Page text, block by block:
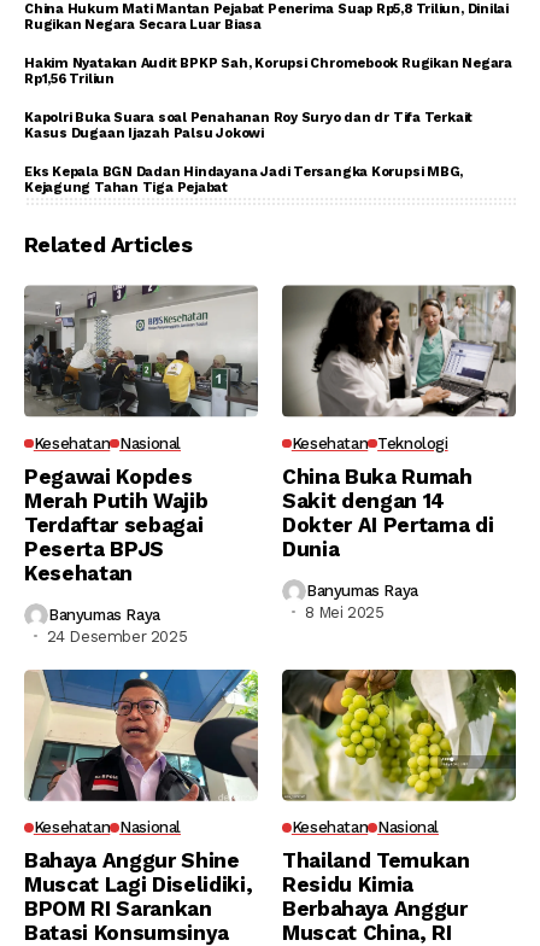
China Hukum Mati Mantan Pejabat Penerima Suap Rp5,8 Triliun, Dinilai
Rugikan Negara Secara Luar Biasa
Hakim Nyatakan Audit BPKP Sah, Korupsi Chromebook Rugikan Negara
Rp1,56 Triliun
Kapolri Buka Suara soal Penahanan Roy Suryo dan dr Tifa Terkait
Kasus Dugaan Ijazah Palsu Jokowi
Eks Kepala BGN Dadan Hindayana Jadi Tersangka Korupsi MBG,
Kejagung Tahan Tiga Pejabat
Related Articles
Kesehatan Nasional
Pegawai Kopdes
Merah Putih Wajib
Terdaftar sebagai
Peserta BPJS
Kesehatan
Banyumas Raya
24 Desember 2025
Kesehatan Teknologi
China Buka Rumah
Sakit dengan 14
Dokter AI Pertama di
Dunia
Banyumas Raya
8 Mei 2025
Kesehatan Nasional
Bahaya Anggur Shine
Muscat Lagi Diselidiki,
BPOM RI Sarankan
Batasi Konsumsinya
Kesehatan Nasional
Thailand Temukan
Residu Kimia
Berbahaya Anggur
Muscat China, RI